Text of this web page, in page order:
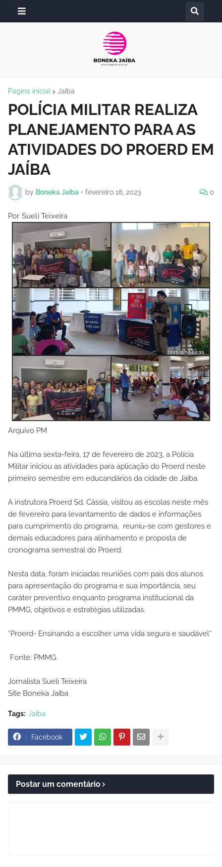
Página inicial Jaíba
POLÍCIA MILITAR REALIZA
PLANEJAMENTO PARA AS
ATIVIDADES DO PROERD EM
JAÍBA
by Boneka Jaíba • fevereiro 18, 2023 0
Por Sueli Teixeira
Arquivo PM
Na última sexta-feira, 17 de fevereiro de 2023, a Polícia
Militar iniciou as atividades para aplicação do Proerd neste
primeiro semestre em educandários da cidade de Jaíba.
A instrutora Proerd Sd. Cássia, visitou as escolas neste mês
de fevereiro para levantamento de dados e informações
para cumprimento do programa, reuniu-se com gestores e
demais educadores para alinhamento e proposta de
cronograma semestral do Proerd.
Nesta data, foram iniciadas reuniões com pais dos alunos
para apresentação do programa e sua importância, seu
caráter preventivo enquanto programa institucional da
PMMG, objetivos e estratégias utilizadas.
*Proerd- Ensinando a escolher uma vida segura e saudável*
Fonte: PMMG
Jornalista Sueli Teixeira
Site Boneka Jaíba
Tags: Jaíba
Facebook
Postar um comentário